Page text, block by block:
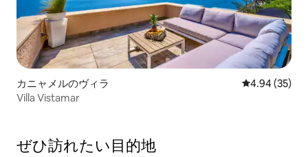
カニャメルのヴィラ レビュー35
4.94 (35)
Villa Vistamar
ぜひ訪⁠れ⁠た⁠い目⁠的⁠地